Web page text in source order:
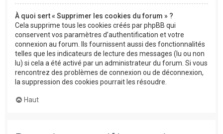
À quoi sert « Supprimer les cookies du forum » ?
Cela supprime tous les cookies créés par phpBB qui
conservent vos paramètres d’authentification et votre
connexion au forum. Ils fournissent aussi des fonctionnalités
telles que les indicateurs de lecture des messages (lu ou non
lu) si cela a été activé par un administrateur du forum. Si vous
rencontrez des problèmes de connexion ou de déconnexion,
la suppression des cookies pourrait les résoudre.
Haut